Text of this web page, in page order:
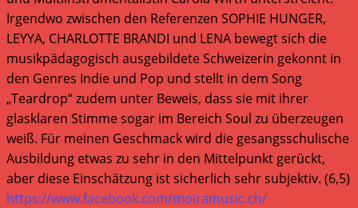
Irgendwo zwischen den Referenzen SOPHIE HUNGER,
LEYYA, CHARLOTTE BRANDI und LENA bewegt sich die
musikpädagogisch ausgebildete Schweizerin gekonnt in
den Genres Indie und Pop und stellt in dem Song
„Teardrop“ zudem unter Beweis, dass sie mit ihrer
glasklaren Stimme sogar im Bereich Soul zu überzeugen
weiß. Für meinen Geschmack wird die gesangsschulische
Ausbildung etwas zu sehr in den Mittelpunkt gerückt,
aber diese Einschätzung ist sicherlich sehr subjektiv. (6,5)
https://www.facebook.com/moiramusic.ch/